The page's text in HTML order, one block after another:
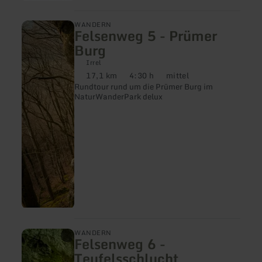
WANDERN
Felsenweg 5 - Prümer
Burg
Irrel
Distanz:
17,1 km Dauer:
4:30 h Anforderung:
mittel
Rundtour rund um die Prümer Burg im
NaturWanderPark delux
mehr
erfahren
zu:
Felsenweg
5
-
Prümer
Burg
WANDERN
Felsenweg 6 -
mehr
erfahren
zu: